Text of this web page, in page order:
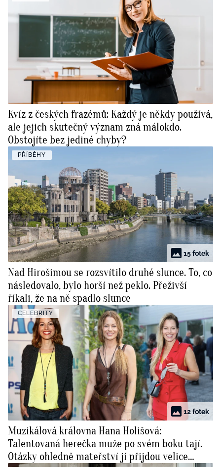
Kvíz z českých frazémů: Každý je někdy používá,
ale jejich skutečný význam zná málokdo.
Obstojíte bez jediné chyby?
PŘÍBĚHY
15 fotek
Nad Hirošimou se rozsvítilo druhé slunce. To, co
následovalo, bylo horší než peklo. Přeživší
říkali, že na ně spadlo slunce
CELEBRITY
12 fotek
Muzikálová královna Hana Holišová:
Talentovaná herečka muže po svém boku tají.
Otázky ohledně mateřství jí přijdou velice